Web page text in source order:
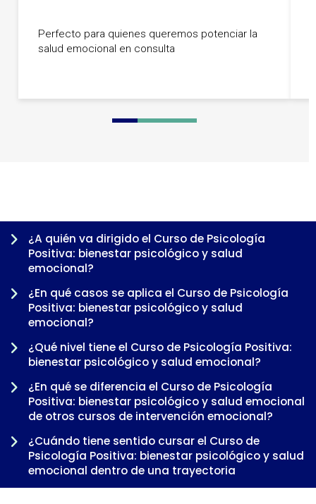
Perfecto para quienes queremos potenciar la
salud emocional en consulta
0 1 2 3 4 5 6 7
¿A quién va dirigido el Curso de Psicología
Positiva: bienestar psicológico y salud
emocional?
¿En qué casos se aplica el Curso de Psicología
Positiva: bienestar psicológico y salud
emocional?
¿Qué nivel tiene el Curso de Psicología Positiva:
bienestar psicológico y salud emocional?
¿En qué se diferencia el Curso de Psicología
Positiva: bienestar psicológico y salud emocional
de otros cursos de intervención emocional?
¿Cuándo tiene sentido cursar el Curso de
Psicología Positiva: bienestar psicológico y salud
emocional dentro de una trayectoria
profesional?